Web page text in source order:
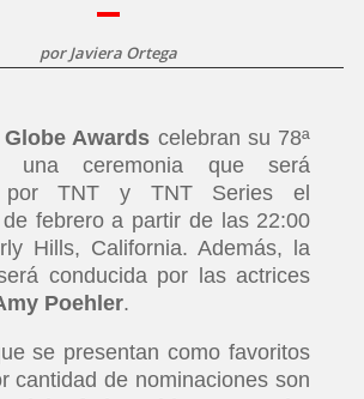
porJaviera Ortega
Awards celebran su 78ª
una ceremonia que será
por TNT y TNT Series el
febrero a partir de las 22:00
Hills, California. Además, la
conducida por las actrices
Poehler.
se presentan como favoritos
cantidad de nominaciones son